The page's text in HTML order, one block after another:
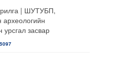
| ШУТУБП,
археологийн
урсгал засвар
5097